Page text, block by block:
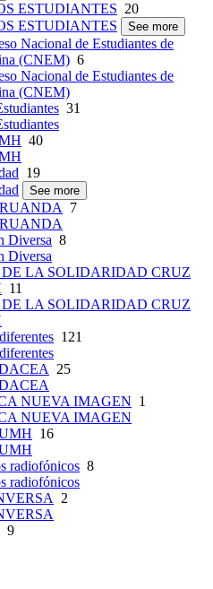
ESTUDIANTES 20
ESTUDIANTES
See more
Nacional de Estudiantes de
(CNEM) 6
Nacional de Estudiantes de
(CNEM)
31
40
19
See more
7
Diversa 8
Diversa
LA SOLIDARIDAD CRUZ
11
LA SOLIDARIDAD CRUZ
121
25
NUEVA IMAGEN 1
NUEVA IMAGEN
16
radiofónicos 8
radiofónicos
2
9